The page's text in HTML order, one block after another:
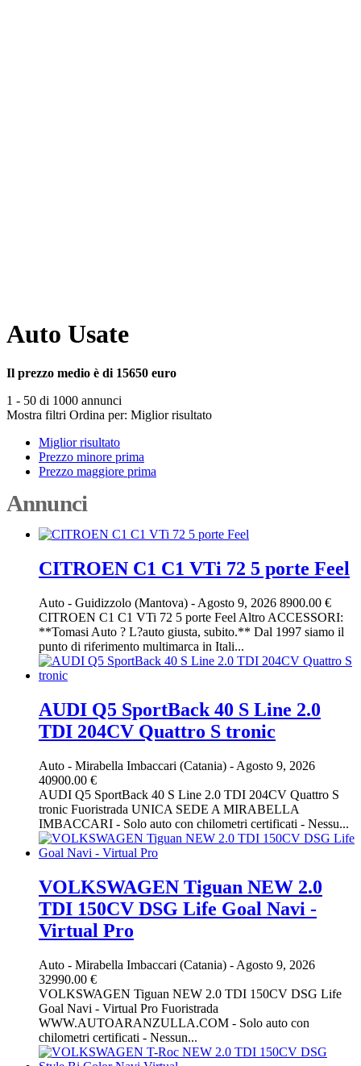
Auto Usate
Il prezzo medio è di 15650 euro
1 - 50 di 1000 annunci
Mostra filtri Ordina per: Miglior risultato
Miglior risultato
Prezzo minore prima
Prezzo maggiore prima
Annunci
CITROEN C1 C1 VTi 72 5 porte Feel
Auto - Guidizzolo (Mantova) - Agosto 9, 2026 8900.00 €
CITROEN C1 C1 VTi 72 5 porte Feel Altro ACCESSORI:
**Tomasi Auto ? L?auto giusta, subito.** Dal 1997 siamo il
punto di riferimento multimarca in Itali...
AUDI Q5 SportBack 40 S Line 2.0
TDI 204CV Quattro S tronic
Auto - Mirabella Imbaccari (Catania) - Agosto 9, 2026
40900.00 €
AUDI Q5 SportBack 40 S Line 2.0 TDI 204CV Quattro S
tronic Fuoristrada UNICA SEDE A MIRABELLA
IMBACCARI - Solo auto con chilometri certificati - Nessu...
VOLKSWAGEN Tiguan NEW 2.0
TDI 150CV DSG Life Goal Navi -
Virtual Pro
Auto - Mirabella Imbaccari (Catania) - Agosto 9, 2026
32990.00 €
VOLKSWAGEN Tiguan NEW 2.0 TDI 150CV DSG Life
Goal Navi - Virtual Pro Fuoristrada
WWW.AUTOARANZULLA.COM - Solo auto con
chilometri certificati - Nessun...